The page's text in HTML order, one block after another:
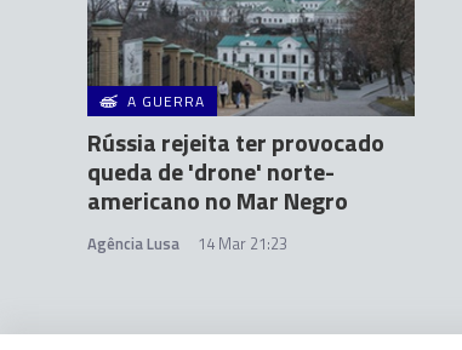
A GUERRA
Rússia rejeita ter provocado
queda de 'drone' norte-
americano no Mar Negro
Agência Lusa 14 Mar 21:23